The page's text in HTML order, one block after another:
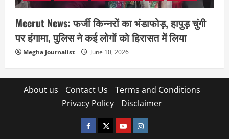
Meerut News: फर्जी किन्नरों का भंडाफोड़, हापुड़ चुंगी
पर हंगामा, पुलिस ने कई लोगों को हिरासत में लिया
Megha Journalist June 10, 2026
About us Contact Us
Terms and Conditions
Privacy Policy
Disclaimer
facebooktwitterYOUTUBE
instagram